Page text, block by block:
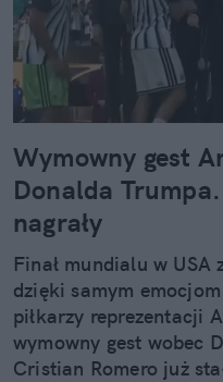
Wymowny gest
Donalda
nagrały
Finał mundialu w
dzięki samym
piłkarzy reprezentacji
wymowny gest wobec
Cristian Romero już